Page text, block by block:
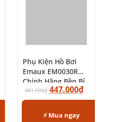
Phụ Kiện Hồ Bơi
Emaux EM0030R
Chính Hãng Bền Bỉ
481.000₫ 447.000₫
⚡ Mua ngay